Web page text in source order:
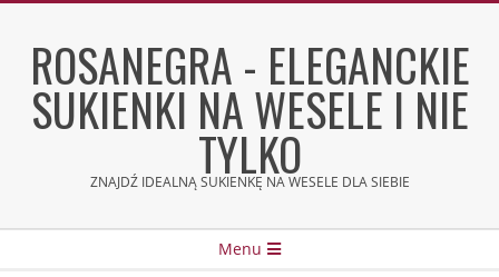
contentROSANEGRA - ELEGANCKIE
SUKIENKI NA WESELE I NIE
TYLKO
ZNAJDŹ IDEALNĄ SUKIENKĘ NA WESELE DLA SIEBIE
Menu